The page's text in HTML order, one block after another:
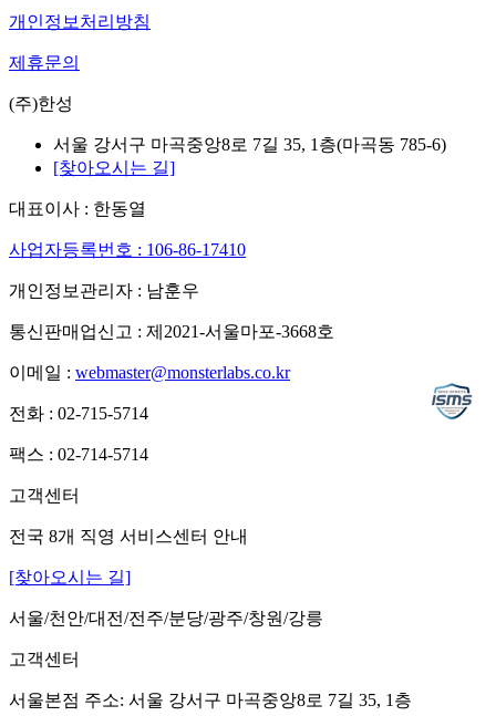
개인정보처리방침
제휴문의
(주)한성
서울 강서구 마곡중앙8로 7길 35, 1층(마곡동 785-6)
[찾아오시는 길]
대표이사 : 한동열
사업자등록번호 : 106-86-17410
개인정보관리자 : 남훈우
통신판매업신고 : 제2021-서울마포-3668호
이메일 : webmaster@monsterlabs.co.kr
전화 : 02-715-5714
팩스 : 02-714-5714
고객센터
전국 8개 직영 서비스센터 안내
[찾아오시는 길]
서울/천안/대전/전주/분당/광주/창원/강릉
고객센터
서울본점 주소: 서울 강서구 마곡중앙8로 7길 35, 1층